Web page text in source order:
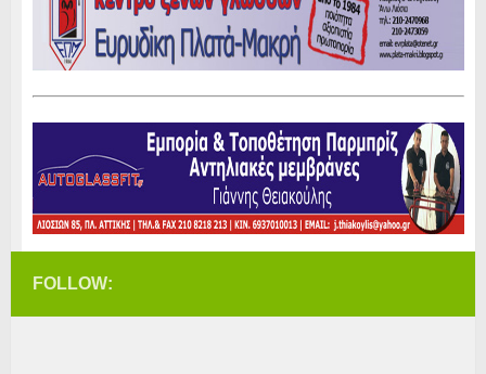
FOLLOW: